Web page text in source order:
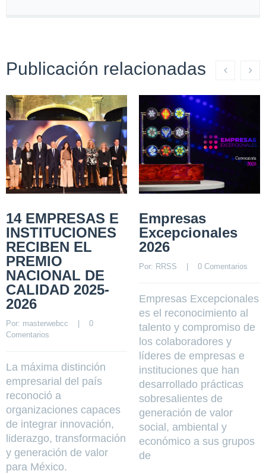
Publicación relacionadas
14 EMPRESAS E
INSTITUCIONES
RECIBEN EL
PREMIO
NACIONAL DE
CALIDAD 2025-
2026
Por: masterwebcc
0
Comentarios
La máxima distinción
empresarial del país
reconoció a
organizaciones capaces
de integrar innovación,
liderazgo, transformación
y generación de valor
para México.
Empresas
Excepcionales
2026
Por: RRSS 0 Comentarios
Empresas Excepcionales
es el reconocimiento al
talento y compromiso de
los colaboradores y
líderes de empresas e
instituciones que han
desarrollado prácticas
sobresalientes de
generación de valor
social, ambiental y
económico a sus grupos
de